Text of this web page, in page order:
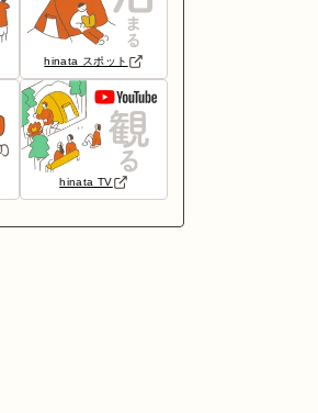
hinata スポット
hinata TV